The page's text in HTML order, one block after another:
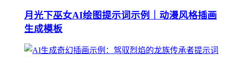
月光下巫女AI绘图提示词示例｜动漫风格插画
生成模板